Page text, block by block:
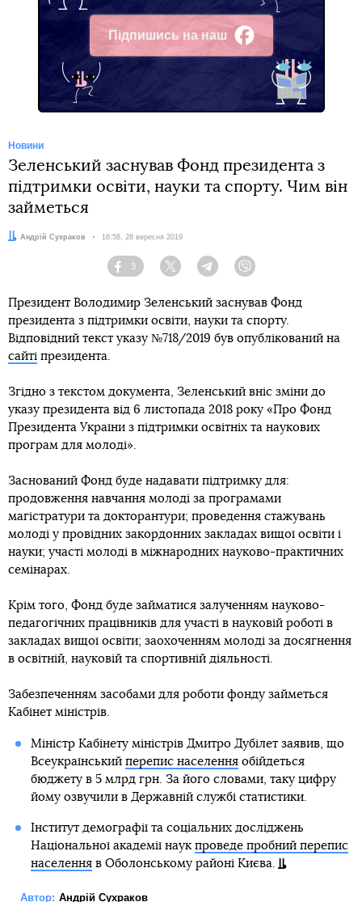
Підпишись на наш
Facebook
Новини
Зеленський заснував Фонд президента з
підтримки освіти, науки та спорту. Чим він
займеться
Автор:
Андрій Сухраков Дата:
16:58, 28 вересня 2019
Facebook
3
Twitter TelegramViber
Президент Володимир Зеленський заснував Фонд
президента з підтримки освіти, науки та спорту.
Відповідний текст указу №718/2019 був опублікований на
сайті президента.
Згідно з текстом документа, Зеленський вніс зміни до
указу президента від 6 листопада 2018 року «Про Фонд
Президента України з підтримки освітніх та наукових
програм для молоді».
Заснований Фонд буде надавати підтримку для:
продовження навчання молоді за програмами
магістратури та докторантури; проведення стажувань
молоді у провідних закордонних закладах вищої освіти і
науки; участі молоді в міжнародних науково-практичних
семінарах.
Крім того, Фонд буде займатися залученням науково-
педагогічних працівників для участі в науковій роботі в
закладах вищої освіти; заохоченням молоді за досягнення
в освітній, науковій та спортивній діяльності.
Забезпеченням засобами для роботи фонду займеться
Кабінет міністрів.
Міністр Кабінету міністрів Дмитро Дубілет заявив, що
Всеукраїнський перепис населенняобійдеться
бюджету в 5 млрд грн. За його словами, таку цифру
йому озвучили в Державній службі статистики.
Інститут демографії та соціальних досліджень
Національної академії наук проведе пробний перепис
населенняв Оболонському районі Києва.
Автор: Андрій Сухраков